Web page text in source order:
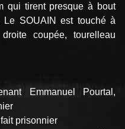
qui tirent presque à bout
Le SOUAIN est touché à
coupée, tourelleau
Emmanuel Pourtal,
prisonnier